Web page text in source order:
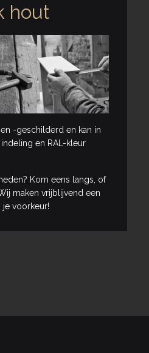
hout
-geschilderd en kan in
en RAL-kleur
Kom eens langs, of
maken vrijblijvend een
voorkeur!